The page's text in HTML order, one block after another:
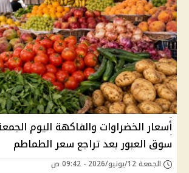
سوق العبور بعد تراجع سعر الطماطم
الجمعة 12/يونيو/2026 - 09:42 ص